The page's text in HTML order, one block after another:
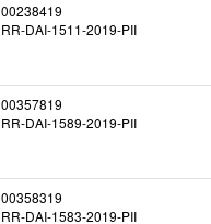
00238419
RR-DAI-1511-2019-PII
00357819
RR-DAI-1589-2019-PII
00358319
RR-DAI-1583-2019-PII